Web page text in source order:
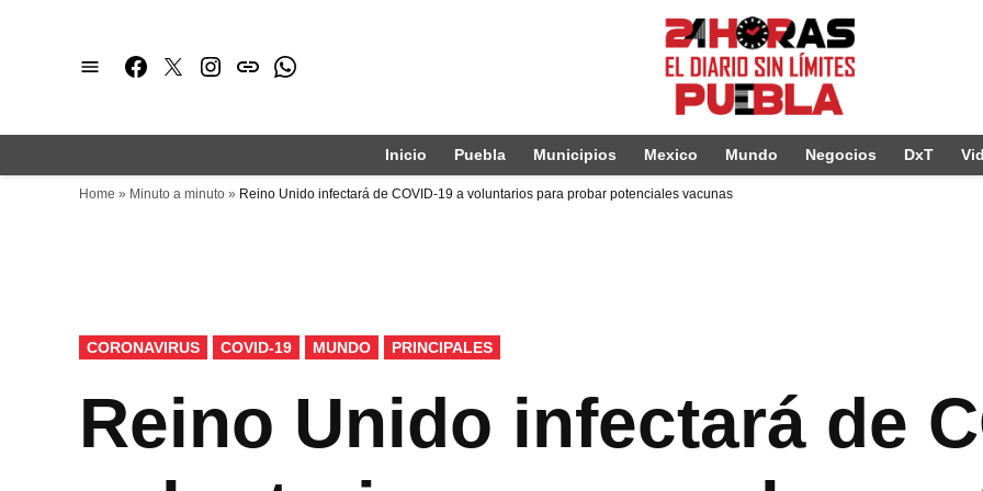
Facebook
TwitterInstagram
issuuWhatsapp
Inicio Puebla Municipios Mexico Mundo Negocios DxT
Home » Minuto a minuto » Reino Unido infectará de COVID-19 a voluntarios para probar potenciales vacunas
PUBLICADO
EN
CORONAVIRUS COVID-19 MUNDO PRINCIPALES
Reino Unido infectará de